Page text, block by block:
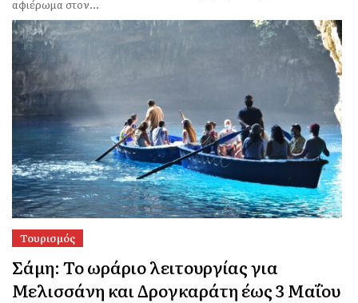
αφιέρωμα στον...
Τουρισμός
Σάμη: Το ωράριο λειτουργίας για
Μελισσάνη και Δρογκαράτη έως 3 Μαΐου